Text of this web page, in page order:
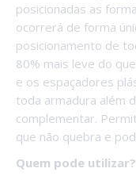
posicionadas as
ocorrerá de forma
posicionamento de
80% mais leve do
e os espaçadores
toda armadura além
complementar.
que não quebra e
Quem pode utilizar?